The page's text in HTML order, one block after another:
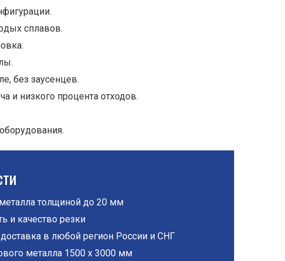
сплавов.
без заусенцев.
и низкого процента отходов.
толщиной до 20 мм
и качество резки
в любой регион России и СНГ
металла 1500 х 3000 мм